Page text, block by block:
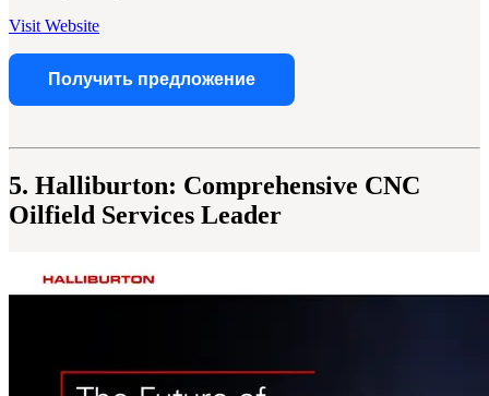
Visit Website
Получить предложение
5. Halliburton: Comprehensive CNC
Oilfield Services Leader